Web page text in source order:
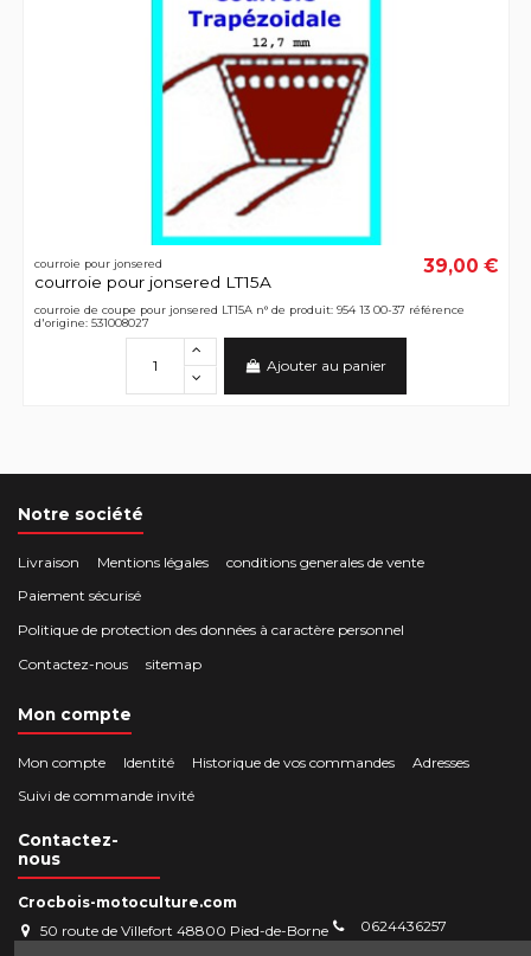
courroie pour jonsered
courroie pour jonsered LT15A
39,00 €
courroie de coupe pour jonsered LT15A n° de produit: 954 13 00-37 référence
d'origine: 531008027
Ajouter au panier
Notre société
Livraison Mentions légales
conditions generales de vente
Paiement sécurisé
Politique de protection des données à caractère personnel
Contactez-nous
sitemap
Mon compte
Mon compte Identité Historique de vos commandes
Adresses
Suivi de commande invité
Contactez-
nous
Crocbois-motoculture.com
50 route de Villefort 48800 Pied-de-Borne
0624436257